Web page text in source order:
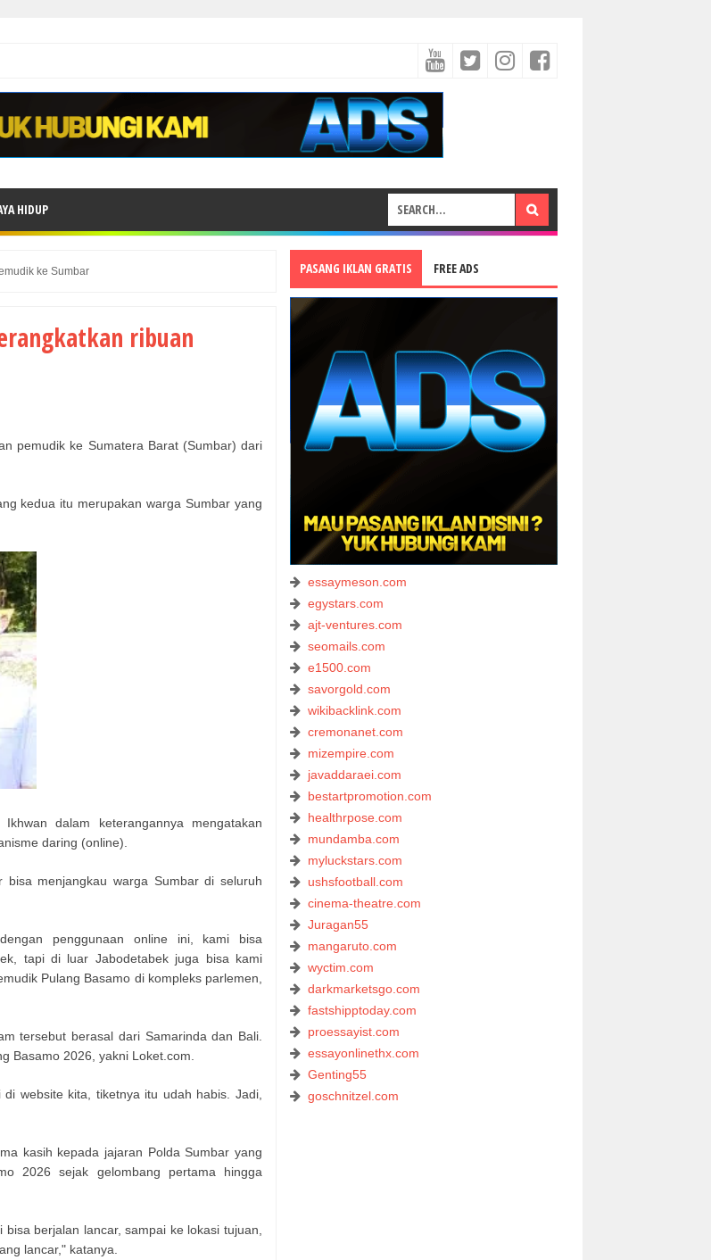
HIDUP
ke Sumbar
ribuan
pemudik ke Sumatera Barat (Sumbar) dari
kedua itu merupakan warga Sumbar yang
dalam keterangannya mengatakan
daring (online).
menjangkau warga Sumbar di seluruh
penggunaan online ini, kami bisa
tapi di luar Jabodetabek juga bisa kami
Pulang Basamo di kompleks parlemen,
tersebut berasal dari Samarinda dan Bali.
Basamo 2026, yakni Loket.com.
website kita, tiketnya itu udah habis. Jadi,
kasih kepada jajaran Polda Sumbar yang
2026 sejak gelombang pertama hingga
berjalan lancar, sampai ke lokasi tujuan,
lancar," katanya.
PASANG IKLAN GRATIS FREE ADS
essaymeson.com
egystars.com
ajt-ventures.com
seomails.com
e1500.com
savorgold.com
wikibacklink.com
cremonanet.com
mizempire.com
javaddaraei.com
bestartpromotion.com
healthrpose.com
mundamba.com
myluckstars.com
ushsfootball.com
cinema-theatre.com
Juragan55
mangaruto.com
wyctim.com
darkmarketsgo.com
fastshipptoday.com
proessayist.com
essayonlinethx.com
Genting55
goschnitzel.com